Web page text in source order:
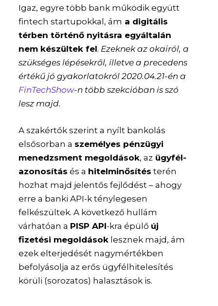
Igaz, egyre több bank működik együtt
fintech startupokkal, ám a digitális
térben történő nyitásra egyáltalán
nem készültek fel. Ezeknek az okairól, a
szükséges lépésekről, illetve a precedens
értékű jó gyakorlatokról 2020.04.21-én a
FinTechShow-n több szekcióban is szó
lesz majd.
A szakértők szerint a nyílt bankolás
elsősorban a személyes pénzügyi
menedzsment megoldások, az ügyfél-
azonosítás és a hitelminősítés terén
hozhat majd jelentős fejlődést – ahogy
erre a banki API-k ténylegesen
felkészültek. A következő hullám
várhatóan a PISP API-kra épülő új
fizetési megoldások lesznek majd, ám
ezek elterjedését nagymértékben
befolyásolja az erős ügyfélhitelesítés
körüli (sorozatos) halasztások is.